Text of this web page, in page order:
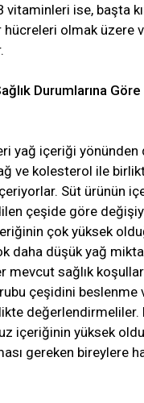
vitaminleri ise, başta
hücreleri olmak üzere
Durumlarına
yağ içeriği yönünden
ve kolesterol ile
Süt ürünün
çeşide göre
çok yüksek
daha düşük yağ
mevcut sağlık
çeşidini beslenme
değerlendirmeliler.
içeriğinin yüksek
gereken bireylere